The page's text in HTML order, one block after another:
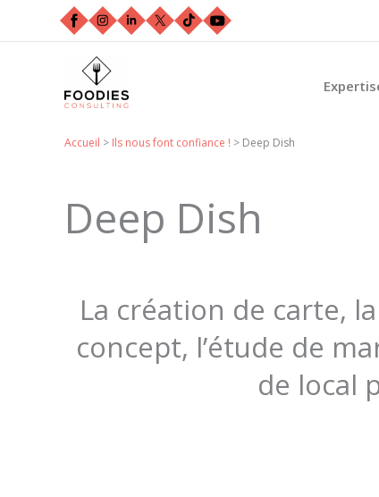
contenu
Accueil > Ils nous font confiance ! > Deep Dish
Deep Dish
La création de carte,
concept, l’étude de
de local